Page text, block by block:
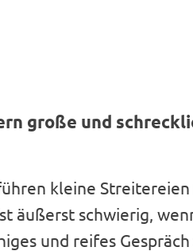
große und
kleine
äußerst schwierig,
und reifes